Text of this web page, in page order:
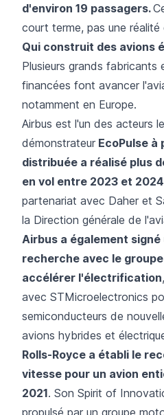
d'environ 19 passagers.
court terme, pas une réalité
Qui construit des avions
Plusieurs grands fabricants
financées font avancer
notamment en Europe.
Airbus est l'un des acteurs
démonstrateur EcoPulse à
distribuée a réalisé plus
en vol entre 2023 et 2024
partenariat avec Daher et
la Direction générale de
Airbus a également
recherche avec le
accélérer l'électrification
avec STMicroelectronics
semiconducteurs de
avions hybrides et
Rolls-Royce a établi le
vitesse pour un avion
2021. Son Spirit of
propulsé par un groupe